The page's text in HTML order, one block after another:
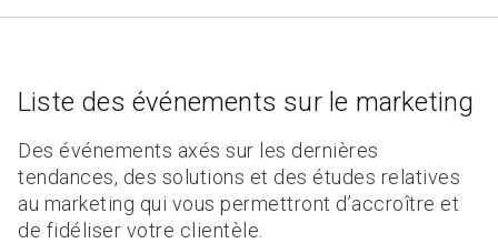
En vedette
Liste des événements sur le marketing
Des événements axés sur les dernières
tendances, des solutions et des études relatives
au marketing qui vous permettront d’accroître et
de fidéliser votre clientèle.